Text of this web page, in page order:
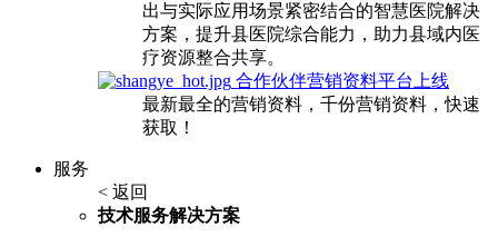
出与实际应用场景紧密结合的智慧医院解决
方案，提升县医院综合能力，助力县域内医
疗资源整合共享。
合作伙伴营销资料平台上线
最新最全的营销资料，千份营销资料，快速
获取！
服务
< 返回
技术服务解决方案